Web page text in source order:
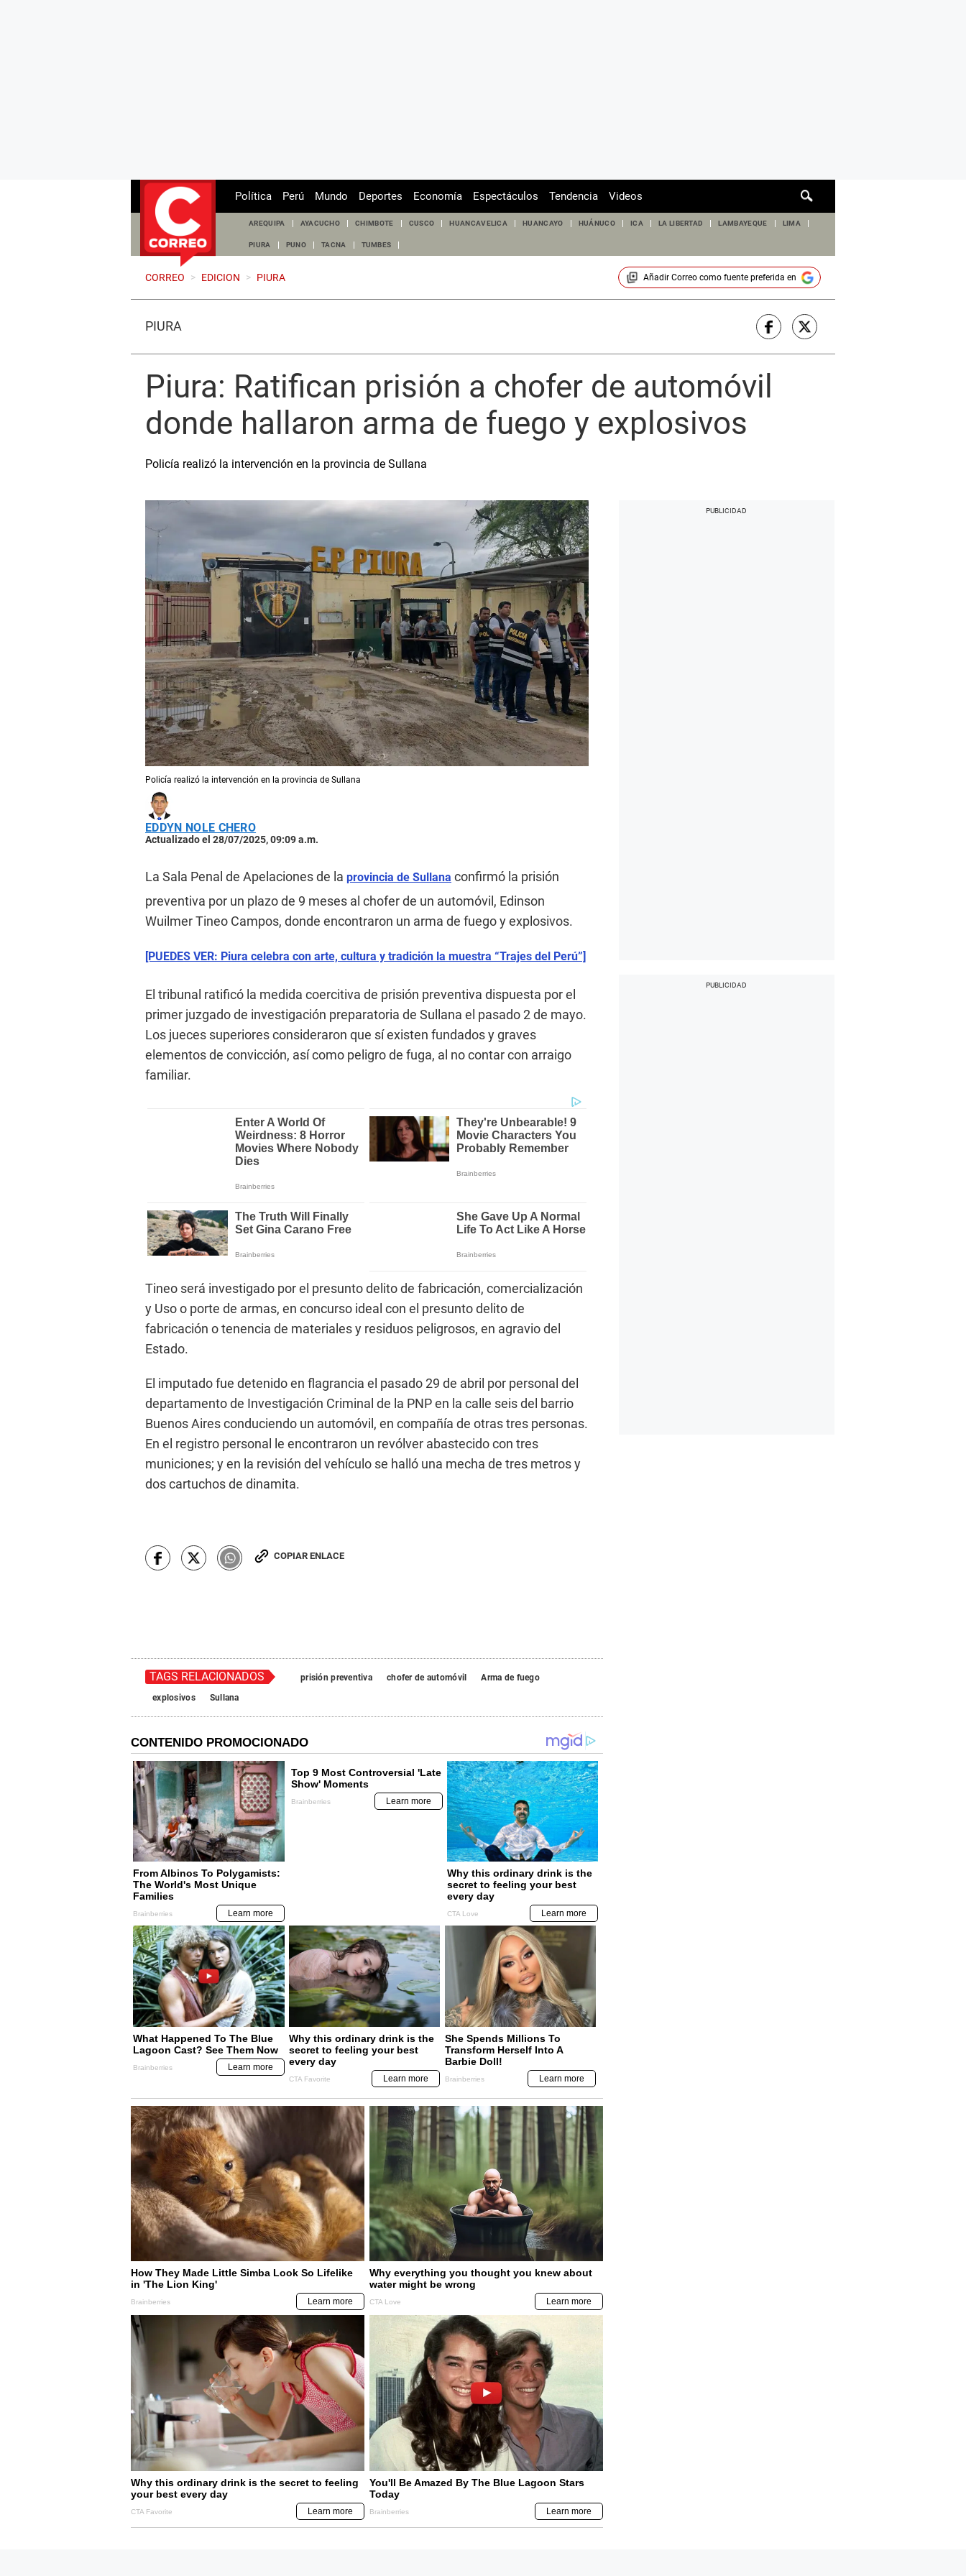
de
Política Perú Mundo Deportes Economía Espectáculos Tendencia Videos
AREQUIPA AYACUCHO CHIMBOTE CUSCO HUANCAVELICA HUANCAYO HUÁNUCO ICA LA LIBERTAD LAMBAYEQUE LIMA
PIURA PUNO TACNA TUMBES
CORREO > EDICION > PIURA Añadir Correocomo fuente preferida en
PIURA
Piura: Ratifican prisión a chofer de automóvil
donde hallaron arma de fuego y explosivos
Policía realizó la intervención en la provincia de Sullana
Policía realizó la intervención en la provincia de Sullana
EDDYN NOLE CHERO
Actualizado el 28/07/2025, 09:09 a.m.
La Sala Penal de Apelaciones de la provincia de Sullana confirmó la prisión
preventiva por un plazo de 9 meses al chofer de un automóvil, Edinson
Wuilmer Tineo Campos, donde encontraron un arma de fuego y explosivos.
[PUEDES VER: Piura celebra con arte, cultura y tradición la muestra “Trajes del Perú”]
El tribunal ratificó la medida coercitiva de prisión preventiva dispuesta por el
primer juzgado de investigación preparatoria de Sullana el pasado 2 de mayo.
Los jueces superiores consideraron que sí existen fundados y graves
elementos de convicción, así como peligro de fuga, al no contar con arraigo
familiar.
Tineo será investigado por el presunto delito de fabricación, comercialización
y Uso o porte de armas, en concurso ideal con el presunto delito de
fabricación o tenencia de materiales y residuos peligrosos, en agravio del
Estado.
El imputado fue detenido en flagrancia el pasado 29 de abril por personal del
departamento de Investigación Criminal de la PNP en la calle seis del barrio
Buenos Aires conduciendo un automóvil, en compañía de otras tres personas.
En el registro personal le encontraron un revólver abastecido con tres
municiones; y en la revisión del vehículo se halló una mecha de tres metros y
dos cartuchos de dinamita.
COPIAR ENLACE
TAGS RELACIONADOS prisión preventiva chofer de automóvil
Arma de fuego
explosivos
Sullana